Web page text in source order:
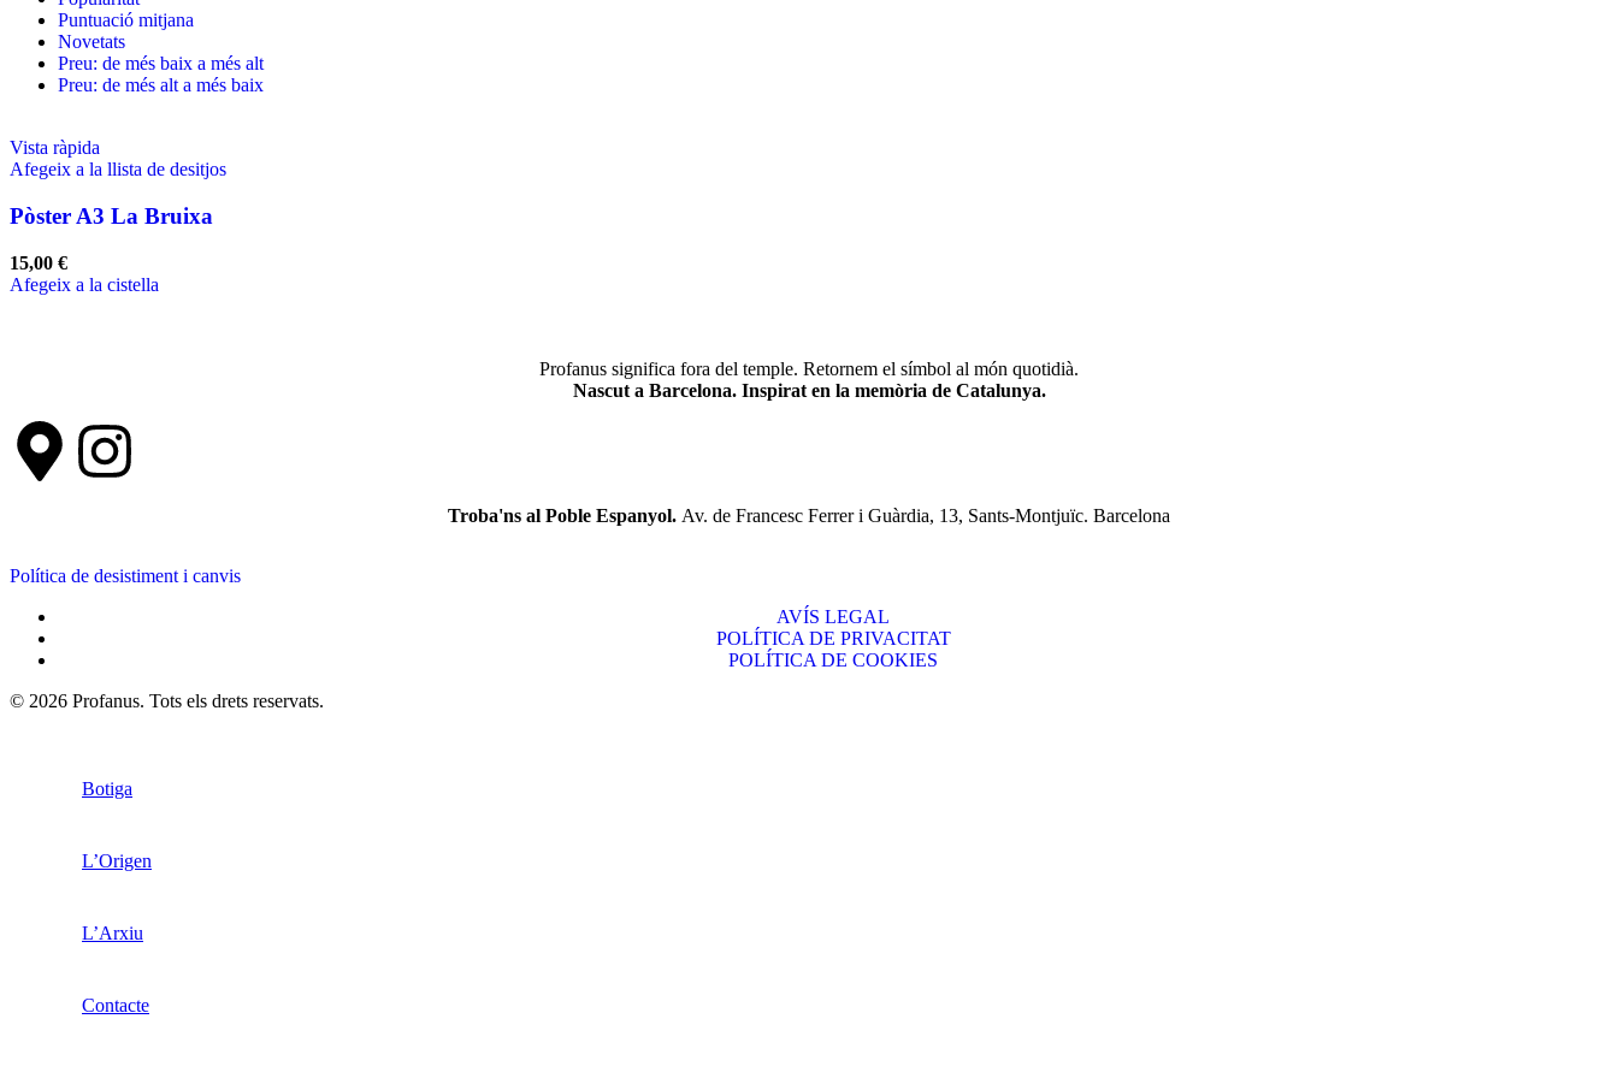
Puntuació mitjana
Novetats
Preu: de més baix a més alt
Preu: de més alt a més baix
Vista ràpida
Afegeix a la llista de desitjos
Pòster A3 La Bruixa
15,00 €
Afegeix a la cistella
Profanus significa fora del temple. Retornem el símbol al món quotidià.
Nascut a Barcelona. Inspirat en la memòria de Catalunya.
Troba'ns al Poble Espanyol. Av. de Francesc Ferrer i Guàrdia, 13, Sants-Montjuïc. Barcelona
Política de desistiment i canvis
AVÍS LEGAL
POLÍTICA DE PRIVACITAT
POLÍTICA DE COOKIES
© 2026 Profanus. Tots els drets reservats.
Botiga
L’Origen
L’Arxiu
Contacte